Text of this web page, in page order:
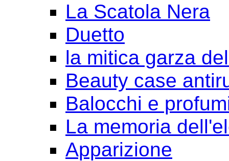
La Scatola Nera
Duetto
la mitica garza
Beauty case
Balocchi e
La memoria
Apparizione